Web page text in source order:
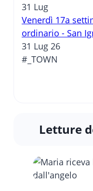
31 Lug
Venerdì 17a
ordinario - San
31 Lug 26
#_TOWN
Letture